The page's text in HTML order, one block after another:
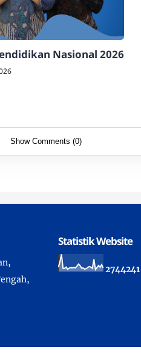
Nasional 2026
Show Comments (0)
Statistik Website
2744241